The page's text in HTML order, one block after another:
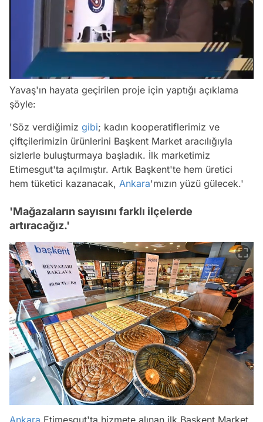
Yavaş'ın hayata geçirilen proje için yaptığı açıklama
şöyle:
'Söz verdiğimiz gibi; kadın kooperatiflerimiz ve
çiftçilerimizin ürünlerini Başkent Market aracılığıyla
sizlerle buluşturmaya başladık. İlk marketimiz
Etimesgut'ta açılmıştır. Artık Başkent'te hem üretici
hem tüketici kazanacak, Ankara'mızın yüzü gülecek.'
'Mağazaların sayısını farklı ilçelerde
artıracağız.'